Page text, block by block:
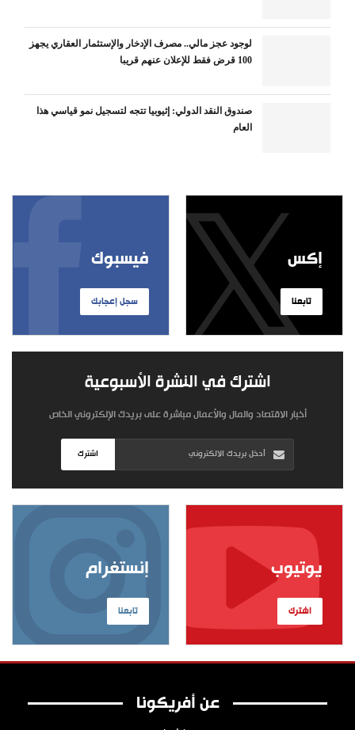
لوجود عجز مالي.. مصرف الإدخار والإستثمار العقاري يجهز
100 قرض فقط للإعلان عنهم قريبا
صندوق النقد الدولي: إثيوبيا تتجه لتسجيل نمو قياسي هذا
العام
فيسبوك
سجل إعجابك
إكس
تابعنا
اشترك في النشرة الأسبوعية
أخبار الاقتصاد والمال والأعمال مباشرة على بريدك الإلكتروني الخاص
اشترك
إنستغرام
تابعنا
يوتيوب
اشترك
عن أفريكونا